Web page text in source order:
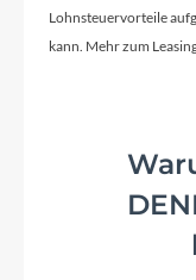
Lohnsteuervorteile
kann. Mehr zum